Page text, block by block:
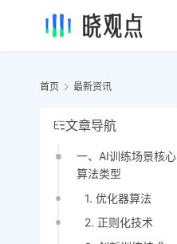
首页 最新资讯
文章导航
一、AI训练场景核心
算法类型
1. 优化器算法
2. 正则化技术